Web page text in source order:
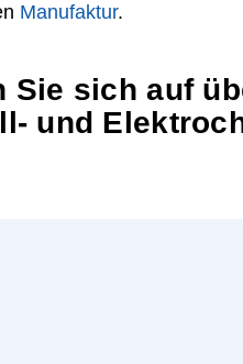
Manufaktur.
Sie sich auf
und